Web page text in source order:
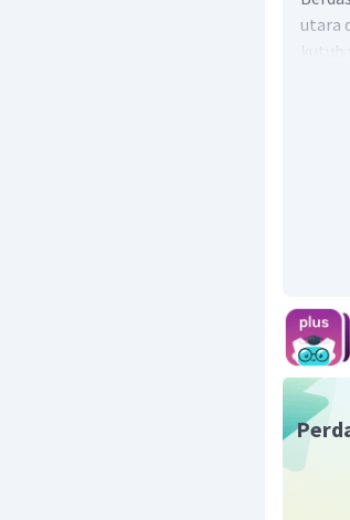
utara
kutub